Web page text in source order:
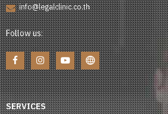
info@legalclinic.co.th
Follow us:
SERVICES